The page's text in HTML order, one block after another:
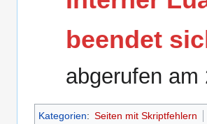
beendet
abgerufen am
Kategorien: Seiten mit Skriptfehlern